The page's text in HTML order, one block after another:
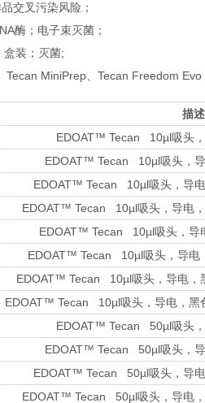
交叉污染风险；
酶；电子束灭菌；
装；灭菌;
MiniPrep、Tecan Freedom Evo
描述
EDOAT™ Tecan 10µl吸头
EDOAT™ Tecan 10µl吸头，
EDOAT™ Tecan 10µl吸头，导
EDOAT™ Tecan 10µl吸头，导电
EDOAT™ Tecan 10µl吸头，导
EDOAT™ Tecan 10µl吸头，导电
EDOAT™ Tecan 10µl吸头，导电，
EDOAT™ Tecan 10µl吸头，导电，黑
EDOAT™ Tecan 50µl吸头
EDOAT™ Tecan 50µl吸头，
EDOAT™ Tecan 50µl吸头，导
EDOAT™ Tecan 50µl吸头，导电